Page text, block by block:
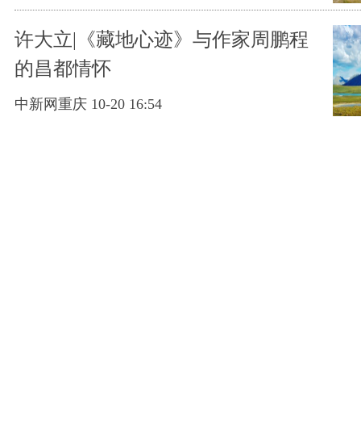
许大立|《藏地心迹》与作家周鹏程
的昌都情怀
中新网重庆 10-20 16:54